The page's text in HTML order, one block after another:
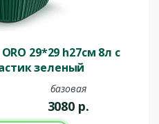
29*29 h27см 8л с
зеленый
базовая
3080 р.